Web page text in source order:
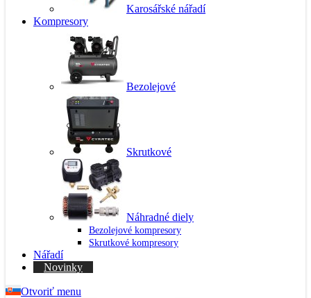
Karosářské nářadí
Kompresory
Bezolejové
Skrutkové
Náhradné diely
Bezolejové kompresory
Skrutkové kompresory
Nářadí
Novinky
Otvoriť menu